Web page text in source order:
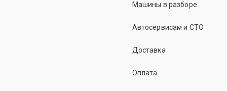
Машины в разборе
Автосервисам и СТО
Доставка
Оплата